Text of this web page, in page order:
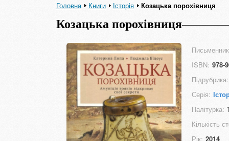
Головна Книги Історія Козацька порохівниця
Козацька порохівниця
ISBN: 978-
Підрубрика:
Серія:
Палітурка:
Кількість
Рік: 2014